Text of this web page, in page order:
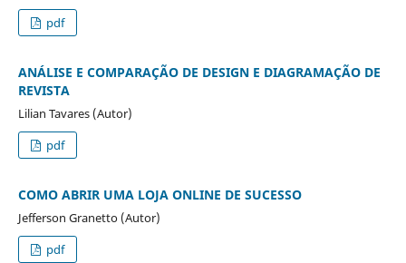
pdf
ANÁLISE E COMPARAÇÃO DE DESIGN E DIAGRAMAÇÃO DE
REVISTA
Lilian Tavares (Autor)
pdf
COMO ABRIR UMA LOJA ONLINE DE SUCESSO
Jefferson Granetto (Autor)
pdf